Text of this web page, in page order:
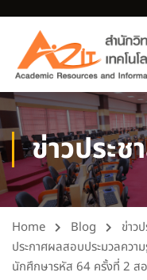
ข่าวประ
Home Blog
ข่าว
ประกาศผลสอบประมวลควา
นักศึกษารหัส 64 ครั้งที่ 2 ส